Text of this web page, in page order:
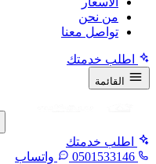
من نحن
تواصل معنا
اطلب خدمتك
القائمة
اطلب خدمتك
0501533146
واتساب